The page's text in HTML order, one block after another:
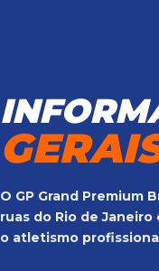
O GP Grand Premium
ruas do Rio de
o atletismo